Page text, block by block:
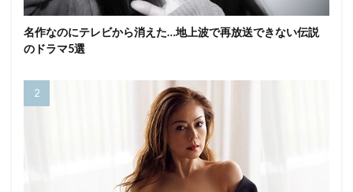
名作なのにテレビから消えた…地上波で再放送できない伝説
のドラマ5選